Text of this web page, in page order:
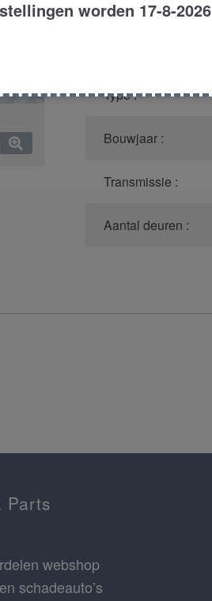
Carroserie :
Type :
Bouwjaar :
Transmissie :
Aantal deuren :
Parts
webshop
schadeauto’s
worden 17-8-2026